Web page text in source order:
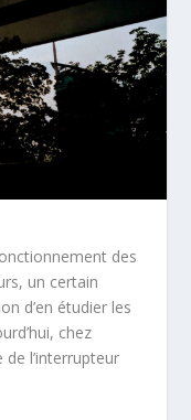
des
un certain
d’en étudier les
chez
l’interrupteur